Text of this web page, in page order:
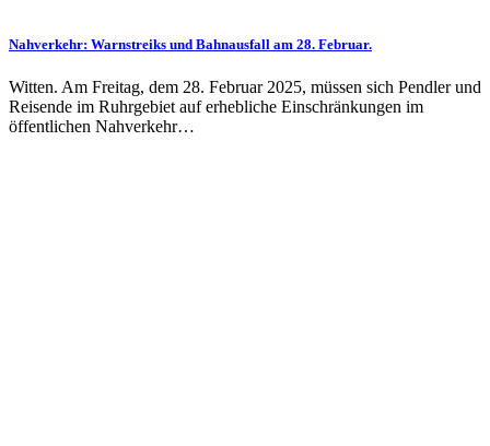
Nahverkehr: Warnstreiks und Bahnausfall am 28. Februar.
Witten. Am Freitag, dem 28. Februar 2025, müssen sich Pendler und
Reisende im Ruhrgebiet auf erhebliche Einschränkungen im
öffentlichen Nahverkehr…